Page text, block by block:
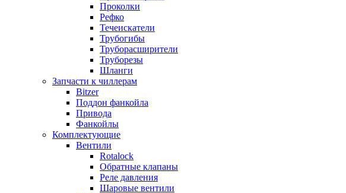
Проколки
Рефко
Течеискатели
Трубогибы
Труборасширители
Труборезы
Шланги
Запчасти к чиллерам
Bitzer
Поддон фанкойла
Привода
Фанкойлы
Комплектующие
Вентили
Rotalock
Обратные клапаны
Реле давления
Шаровые вентили